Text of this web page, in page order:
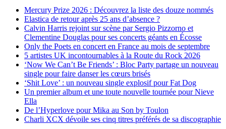
Mercury Prize 2026 : Découvrez la liste des douze nommés
Elastica de retour après 25 ans d’absence ?
Calvin Harris rejoint sur scène par Sergio Pizzorno et
Clementine Douglas pour ses concerts géants en Écosse
Only the Poets en concert en France au mois de septembre
5 artistes UK incontournables à la Route du Rock 2026
‘Now We Can’t Be Friends’ : Bloc Party partage un nouveau
single pour faire danser les cœurs brisés
‘Shit Love’ : un nouveau single explosif pour Fat Dog
Un premier album et une toute nouvelle tournée pour Nieve
Ella
De l’Hyperlove pour Mika au Son by Toulon
Charli XCX dévoile ses cinq titres préférés de sa discographie